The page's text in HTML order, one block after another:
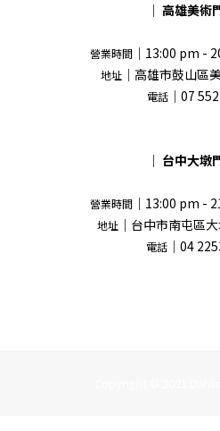
｜ 高雄美術
營業時間｜13:00 pm -
地址 ｜高雄市鼓山區
電話｜07
｜ 台中大墩
營業時間｜13:00 pm -
地址 ｜台中市南屯區
電話｜04